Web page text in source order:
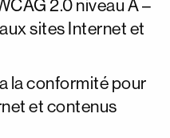
2.0 niveau A –
sites Internet et
la conformité pour
et contenus